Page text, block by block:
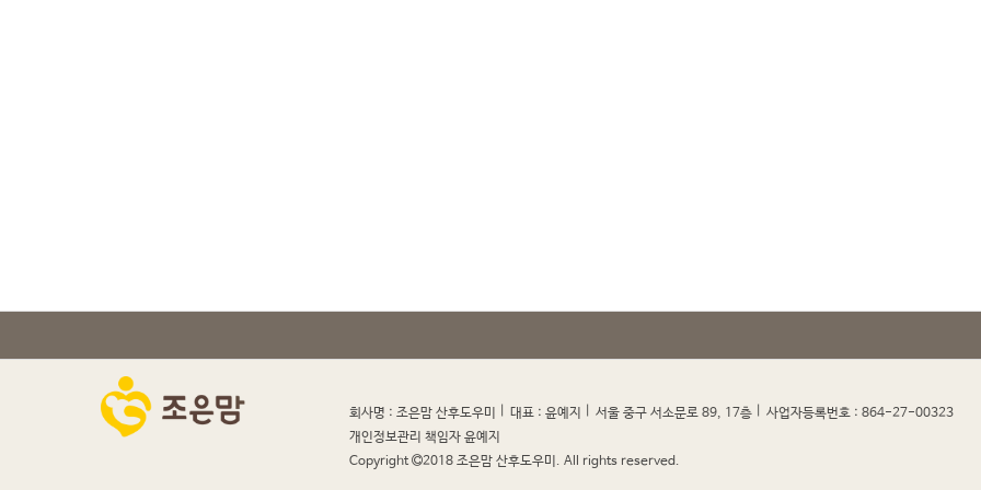
회사명 : 조은맘 산후도우미 대표 : 윤예지 서울 중구 서소문로 89, 17층 사업자등록번호 : 864-27-00323
개인정보관리 책임자 윤예지
Copyright
2018 조은맘 산후도우미. All rights reserved.